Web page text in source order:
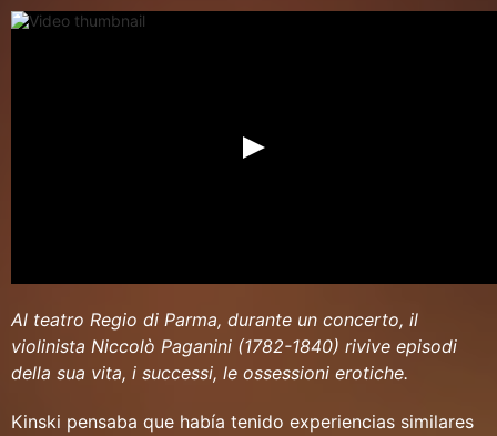
Al teatro Regio di Parma, durante un concerto, il
violinista Niccolò Paganini (1782-1840) rivive episodi
della sua vita, i successi, le ossessioni erotiche.
Kinski pensaba que había tenido experiencias similares